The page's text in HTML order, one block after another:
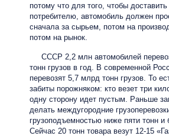
потому что для того, чтобы
потребителю, автомобиль должен
сначала за сырьем, потом на
потом на рынок.
СССР 2,2 млн автомобилей
тонн грузов в год. В современной
перевозят 5,7 млрд тонн грузов. То
забиты порожняком: кто везет три
одну сторону идет пустым. Раньше
делать междугородние
грузоподъемностью ниже пяти тонн и
Сейчас 20 тонн товара везут 12-15